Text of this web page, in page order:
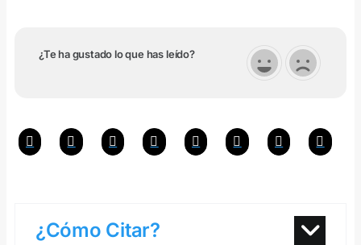
¿Te ha gustado lo que has leído?
¿Cómo Citar?